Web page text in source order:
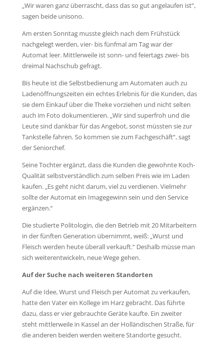
„Wir waren ganz überrascht, dass das so gut angelaufen ist“,
sagen beide unisono.
Am ersten Sonntag musste gleich nach dem Frühstück
nachgelegt werden, vier- bis fünfmal am Tag war der
Automat leer. Mittlerweile ist sonn- und feiertags zwei- bis
dreimal Nachschub gefragt.
Bis heute ist die Selbstbedienung am Automaten auch zu
Ladenöffnungszeiten ein echtes Erlebnis für die Kunden, das
sie dem Einkauf über die Theke vorziehen und nicht selten
auch im Foto dokumentieren. „Wir sind superfroh und die
Leute sind dankbar für das Angebot, sonst müssten sie zur
Tankstelle fahren. So kommen sie zum Fachgeschäft“, sagt
der Seniorchef.
Seine Tochter ergänzt, dass die Kunden die gewohnte Koch-
Qualität selbstverständlich zum selben Preis wie im Laden
kaufen. „Es geht nicht darum, viel zu verdienen. Vielmehr
sollte der Automat ein Imagegewinn sein und den Service
ergänzen.“
Die studierte Politologin, die den Betrieb mit 20 Mitarbeitern
in der fünften Generation übernimmt, weiß: „Wurst und
Fleisch werden heute überall verkauft.“ Deshalb müsse man
sich weiterentwickeln, neue Wege gehen.
Auf der Suche nach weiteren Standorten
Auf die Idee, Wurst und Fleisch per Automat zu verkaufen,
hatte den Vater ein Kollege im Harz gebracht. Das führte
dazu, dass er vier gebrauchte Geräte kaufte. Ein zweiter
steht mittlerweile in Kassel an der Holländischen Straße, für
die anderen beiden werden weitere Standorte gesucht.